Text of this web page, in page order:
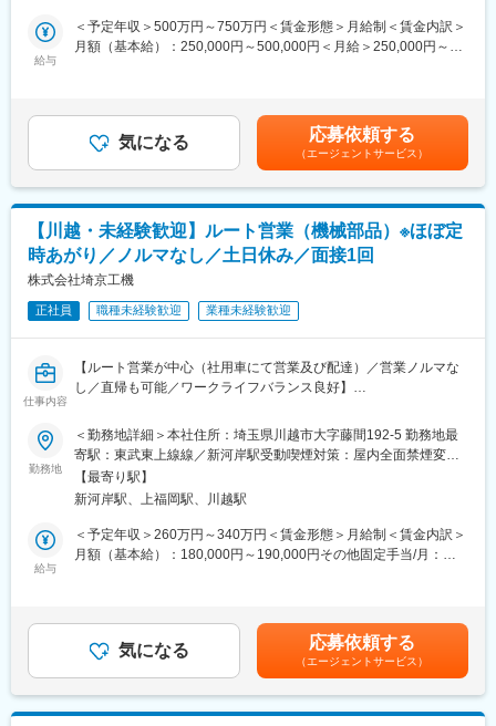
・単なる物売りではなく、顧客の事業課題を踏まえた提案営業
・長期的な案件関与による営業スキルの習得
入社後はOJTを中心に、商材知識の習得からスタート。先輩社員
の同行を通じて提案手法を学び、段階的に独り立ちを目指しま
す。
◆キャリアパス
新規営業として経験を積んだ後、既存営業やリーダーポジション
へのステップアップも可能です。
■組織体制：
30代~40代までの2名の構成でOJT研修を通じて丁寧にサポートし
■当社の魅力
・エネテクホールディングスグループは、「先進技術の、その先
す。現在、グループ9社を擁し、多様な事業を展開しています。
変更の範囲：会社の定める業務
■職務詳細：
・FA及び放送向け画像処理機器業界をターゲットにした営業計画
の作成
※すでに取引のある既存顧客を中心にご対応いただきます。
※ワード・エクセル・パワーポイントの他、専用のITシステムを使
用します。
で帰社できる程の距離です。稀ですが遠方の場合、現地で宿泊す
ることがあります。
≪製品導入事例≫
歯科医院にて、治療部位を患者に説明する際に使用する映像処理
■配属先：
■入社後／キャリアパス：
社内事務手続き等については総務部門、ITシステム部門から説明
を受けながら実施して覚えていきます。
■当社の特徴/魅力：
ップです。
・当社の魅力：自社ブランド製品について、日本国内では顧客か
き、ご自身が開発した製品が顧客にご利用いただけることを実感
できます。受託開発についても同様です。全工程とは、例えば、
要件定義、仕様提案、製品設計、基板実装・組立配線の外注先選
定や指示、半製品の調整、出荷検査、発送に至るまでです。
・クライアントが当社を選んでくれる理由：多種の映像信号を規
給与
＜予定年収＞500万円～750万円＜賃金形態＞月給制＜賃金内訳＞
月額（基本給）：250,000円～500,000円＜月給＞250,000円～
くまでも目安の金額であり、選考を通じて上下する可能性があり
ます。月給(月額)は固定手当を含めた表記です。
気になる 応募依頼する
（エージェントサービス）
【川越・未経験歓迎】ルート営業（機械部品）※ほぼ定
時あがり／ノルマなし／土日休み／面接1回
株式会社埼京工機
正社員 職種未経験歓迎 業種未経験歓迎
仕事内容
【ルート営業が中心（社用車にて営業及び配達）／営業ノルマな
し／直帰も可能／ワークライフバランス良好】
せします。
■業務の内容：
・顧客のニーズをヒアリングし、要望に沿った商品を提案して頂
きます。現状取引先の企業は100社以上ありますが、ご担当頂く
社数は20社程度です。
・飛び込み営業などの新規開拓はありません。新規顧客について
は他の営業マンから顧客を紹介してもらい対応することが多いで
りません。
■業務のポイント：
勤務地
＜勤務地詳細＞本社住所：埼玉県川越市大字藤間192-5 勤務地最
寄駅：東武東上線線／新河岸駅受動喫煙対策：屋内全面禁煙変更
の範囲：会社の定める事業所
【最寄り駅】
新河岸駅、上福岡駅、川越駅
給与
＜予定年収＞260万円～340万円＜賃金形態＞月給制＜賃金内訳＞
月額（基本給）：180,000円～190,000円その他固定手当/月：
り、選考を通じて上下する可能性があります。月給(月額)は固定手
当を含めた表記です。
気になる 応募依頼する
（エージェントサービス）